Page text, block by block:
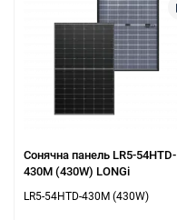
Сонячна панель LR5-54HTD-
430M (430W) LONGі
LR5-54HTD-430M (430W)